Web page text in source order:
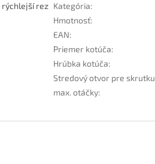
rýchlejší rez Kategória:
Hmotnosť:
EAN:
Priemer kotúča:
Hrúbka kotúča:
Stredový otvor pre skrutku
max. otáčky: